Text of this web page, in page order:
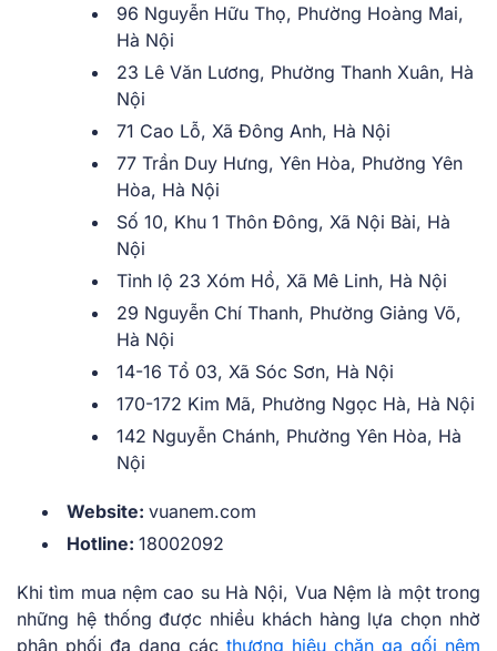
96 Nguyễn Hữu Thọ, Phường Hoàng Mai,
Hà Nội
23 Lê Văn Lương, Phường Thanh Xuân, Hà
Nội
71 Cao Lỗ, Xã Đông Anh, Hà Nội
77 Trần Duy Hưng, Yên Hòa, Phường Yên
Hòa, Hà Nội
Số 10, Khu 1 Thôn Đông, Xã Nội Bài, Hà
Nội
Tỉnh lộ 23 Xóm Hồ, Xã Mê Linh, Hà Nội
29 Nguyễn Chí Thanh, Phường Giảng Võ,
Hà Nội
14-16 Tổ 03, Xã Sóc Sơn, Hà Nội
170-172 Kim Mã, Phường Ngọc Hà, Hà Nội
142 Nguyễn Chánh, Phường Yên Hòa, Hà
Nội
Website: vuanem.com
Hotline: 18002092
Khi tìm mua nệm cao su Hà Nội, Vua Nệm là một trong
những hệ thống được nhiều khách hàng lựa chọn nhờ
phân phối đa dạng các thương hiệu chăn ga gối nệm